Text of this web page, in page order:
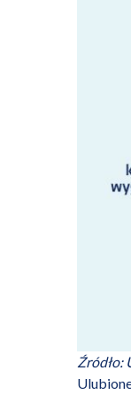
Źródło: